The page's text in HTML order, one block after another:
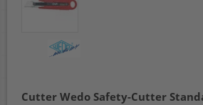
Cutter Wedo Safety-Cutter